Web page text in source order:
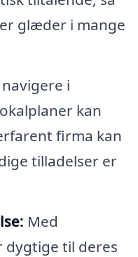
glæder i mange
i
kan
firma kan
tilladelser er
Med
til deres